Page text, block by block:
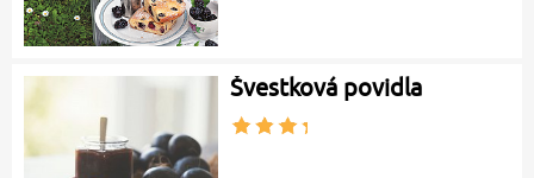
Švestková povidla